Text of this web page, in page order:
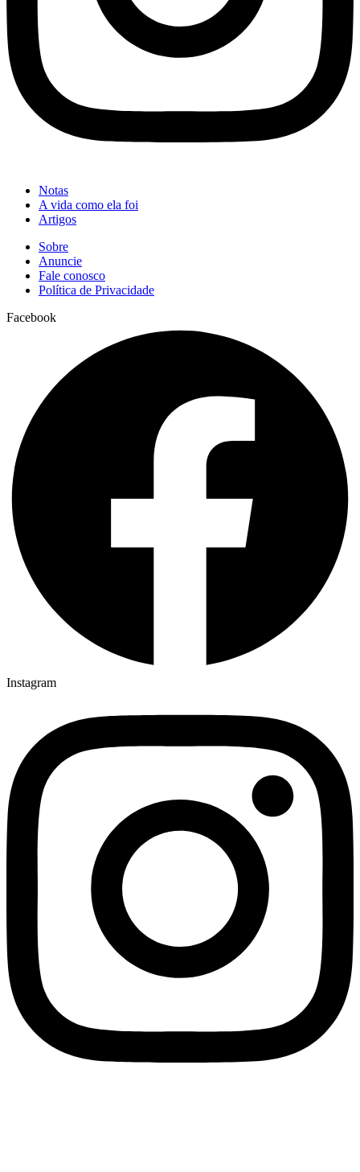
Notas
A vida como ela foi
Artigos
Sobre
Anuncie
Fale conosco
Política de Privacidade
Facebook
Instagram